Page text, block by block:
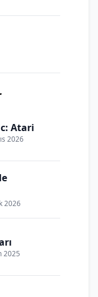
Atari
2026
2026
2025